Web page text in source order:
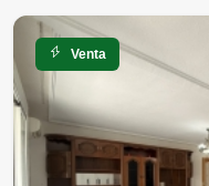
Venta